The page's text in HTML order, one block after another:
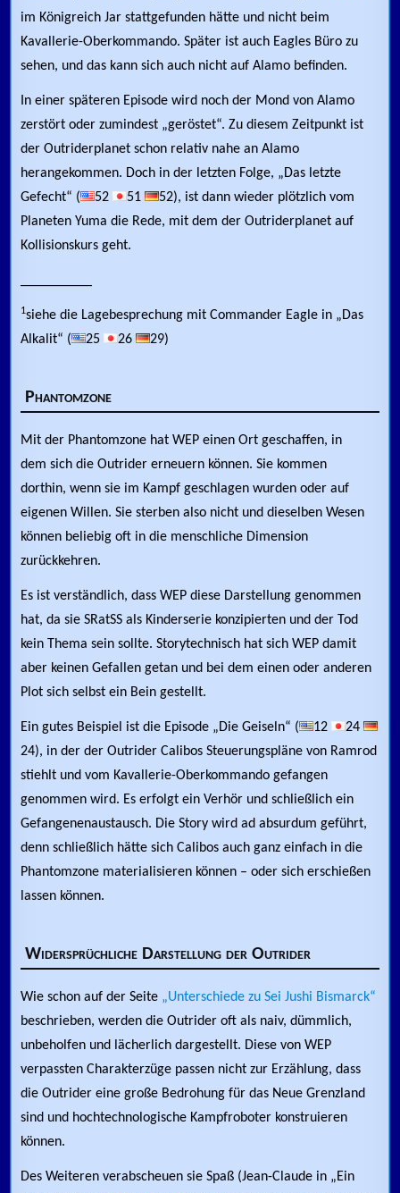
im Königreich Jar stattgefunden hätte und nicht beim
Kavallerie-Oberkommando. Später ist auch Eagles Büro zu
sehen, und das kann sich auch nicht auf Alamo befinden.
In einer späteren Episode wird noch der Mond von Alamo
zerstört oder zumindest „geröstet“. Zu diesem Zeitpunkt ist
der Outriderplanet schon relativ nahe an Alamo
herangekommen. Doch in der letzten Folge, „Das letzte
Gefecht“ (
52 51
52), ist dann wieder plötzlich vom
Planeten Yuma die Rede, mit dem der Outriderplanet auf
Kollisionskurs geht.
1siehe die Lagebesprechung mit Commander Eagle in „Das
Alkalit“ (
25 26 29)
Phantomzone
Mit der Phantomzone hat WEP einen Ort geschaffen, in
dem sich die Outrider erneuern können. Sie kommen
dorthin, wenn sie im Kampf geschlagen wurden oder auf
eigenen Willen. Sie sterben also nicht und dieselben Wesen
können beliebig oft in die menschliche Dimension
zurückkehren.
Es ist verständlich, dass WEP diese Darstellung genommen
hat, da sie SRatSS als Kinderserie konzipierten und der Tod
kein Thema sein sollte. Storytechnisch hat sich WEP damit
aber keinen Gefallen getan und bei dem einen oder anderen
Plot sich selbst ein Bein gestellt.
Ein gutes Beispiel ist die Episode „Die Geiseln“ ( 12
24
24), in der der Outrider Calibos Steuerungspläne von Ramrod
stiehlt und vom Kavallerie-Oberkommando gefangen
genommen wird. Es erfolgt ein Verhör und schließlich ein
Gefangenenaustausch. Die Story wird ad absurdum geführt,
denn schließlich hätte sich Calibos auch ganz einfach in die
Phantomzone materialisieren können – oder sich erschießen
lassen können.
Widersprüchliche Darstellung der Outrider
Wie schon auf der Seite „Unterschiede zu Sei Jushi Bismarck“
beschrieben, werden die Outrider oft als naiv, dümmlich,
unbeholfen und lächerlich dargestellt. Diese von WEP
verpassten Charakterzüge passen nicht zur Erzählung, dass
die Outrider eine große Bedrohung für das Neue Grenzland
sind und hochtechnologische Kampfroboter konstruieren
können.
Des Weiteren verabscheuen sie Spaß (Jean-Claude in „Ein